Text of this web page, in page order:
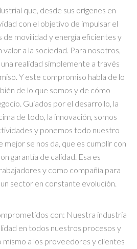
que, desde sus orígenes en
con el objetivo de impulsar el
de movilidad y energía eficientes y
a la sociedad. Para nosotros,
realidad simplemente a través
Y este compromiso habla de lo
de lo que somos y de cómo
Guiados por el desarrollo, la
de todo, la innovación, somos
y ponemos todo nuestro
mejor se nos da, que es cumplir con
garantía de calidad. Esa es
y como compañía para
sector en constante evolución.
con: Nuestra industria
en todos nuestros procesos y
mismo a los proveedores y clientes